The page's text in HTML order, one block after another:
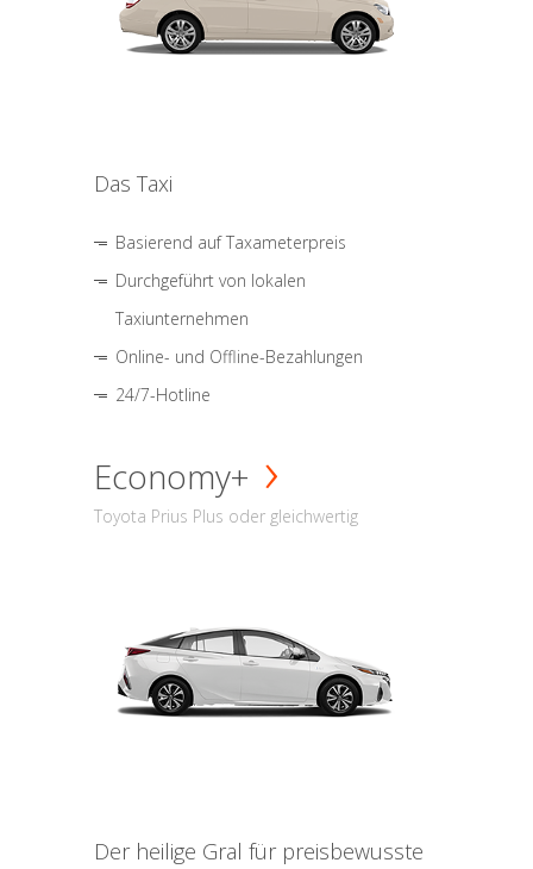
Das Taxi
Basierend auf Taxameterpreis
Durchgeführt von lokalen
Taxiunternehmen
Online- und Offline-Bezahlungen
24/7-Hotline
Economy+
Toyota Prius Plus oder gleichwertig
Der heilige Gral für preisbewusste